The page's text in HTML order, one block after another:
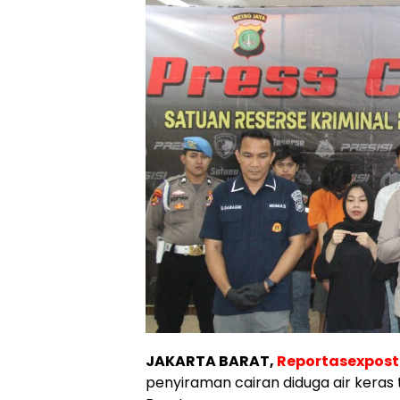
JAKARTA BARAT,
penyiraman cairan diduga air